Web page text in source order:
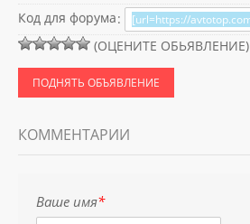
Код для форума:
(ОЦЕНИТЕ ОБЬЯВЛЕНИЕ)
ПОДНЯТЬ ОБЪЯВЛЕНИЕ
КОММЕНТАРИИ
Ваше имя*